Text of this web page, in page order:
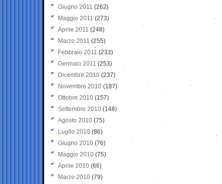
Giugno 2011 (262)
Maggio 2011 (273)
Aprile 2011 (248)
Marzo 2011 (255)
Febbraio 2011 (233)
Gennaio 2011 (253)
Dicembre 2010 (237)
Novembre 2010 (187)
Ottobre 2010 (157)
Settembre 2010 (148)
Agosto 2010 (75)
Luglio 2010 (86)
Giugno 2010 (76)
Maggio 2010 (75)
Aprile 2010 (66)
Marzo 2010 (79)